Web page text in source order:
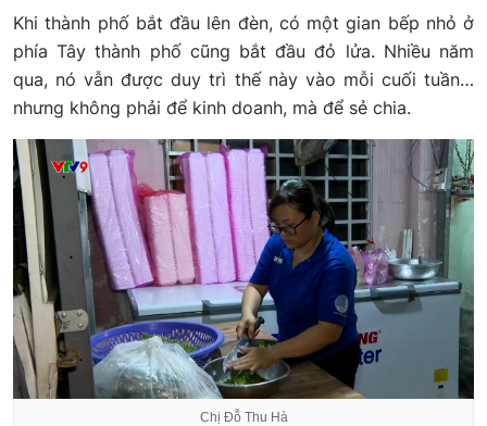
Khi thành phố bắt đầu lên đèn, có một gian bếp nhỏ ở
phía Tây thành phố cũng bắt đầu đỏ lửa. Nhiều năm
qua, nó vẫn được duy trì thế này vào mỗi cuối tuần…
nhưng không phải để kinh doanh, mà để sẻ chia.
Chị Đỗ Thu Hà